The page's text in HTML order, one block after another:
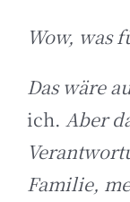
Wow, was
Das wäre
ich. Aber
Familie,